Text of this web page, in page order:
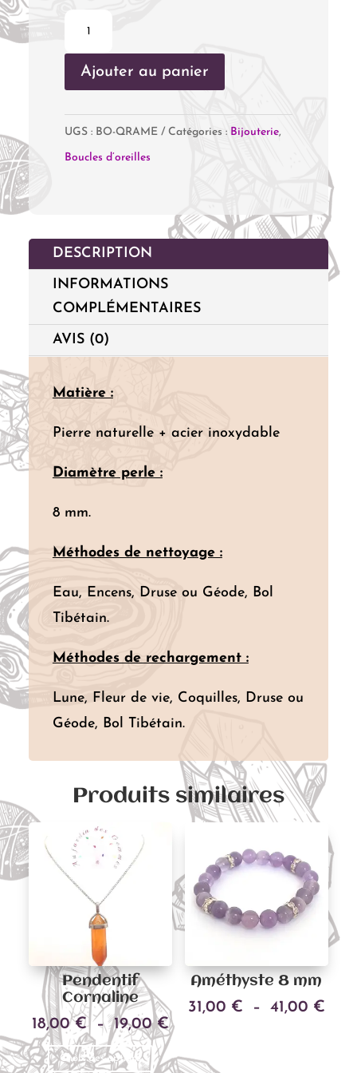
Boucles
Quartz
Rose
Ajouter au panier
UGS : BO-QRAME Catégories : Bijouterie,
Boucles d’oreilles
DESCRIPTION
INFORMATIONS
COMPLÉMENTAIRES
AVIS (0)
Matière :
Pierre naturelle + acier inoxydable
Diamètre perle :
8 mm.
Méthodesde nettoyage :
Eau, Encens, Druse ou Géode, Bol
Tibétain.
Méthodes de rechargement :
Lune, Fleur de vie, Coquilles, Druse ou
Géode, Bol Tibétain.
Produits similaires
Pendentif
Cornaline
18,00€ – 19,00€Plage
de
prix :
Choix des options
Ce
produit
Améthyste 8 mm
31,00 € – 41,00 €